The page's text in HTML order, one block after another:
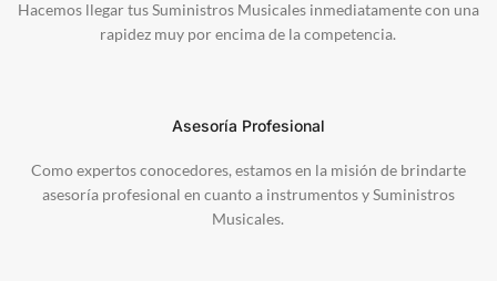
Hacemos llegar tus Suministros Musicales inmediatamente con una
rapidez muy por encima de la competencia.
Asesoría Profesional
Como expertos conocedores, estamos en la misión de brindarte
asesoría profesional en cuanto a instrumentos y Suministros
Musicales.